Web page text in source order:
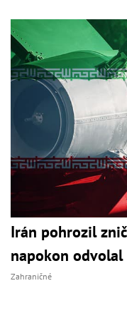
Irán pohrozil
napokon
Zahraničné